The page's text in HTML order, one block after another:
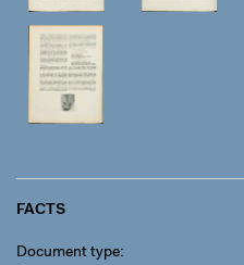
FACTS
Document type